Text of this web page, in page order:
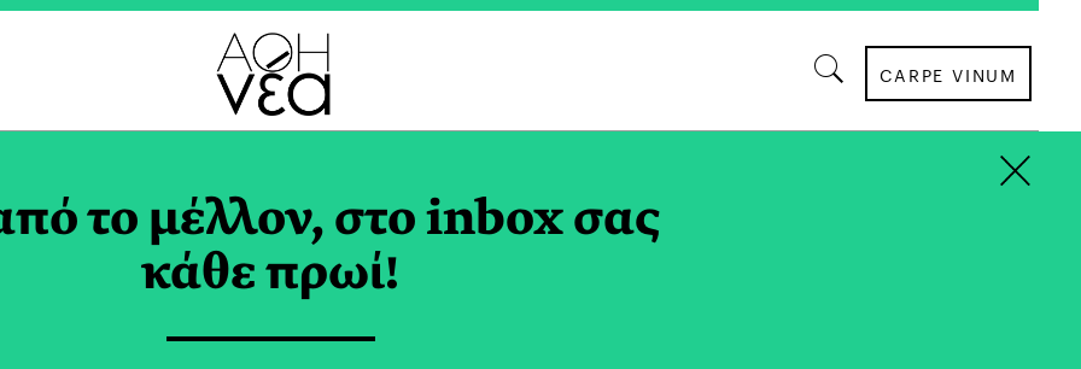
CARPE VINUM
SCALE BIG CHANGE TAG
το μέλλον, στο inbox σας
κάθε πρωί!
×